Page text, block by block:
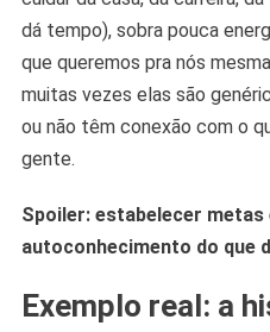
dá tempo), sobra pouca
que queremos pra nós
muitas vezes elas são
ou não têm conexão com o
gente.
Spoiler: estabelecer
autoconhecimento do que
Exemplo real: a